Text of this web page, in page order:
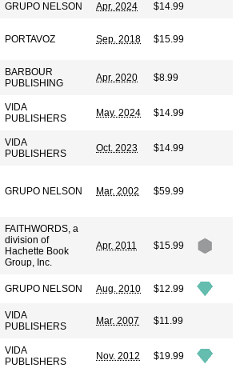
GRUPO NELSON Apr. 2024 $14.99
PORTAVOZ Sep. 2018 $15.99
BARBOUR
PUBLISHING
Apr. 2020 $8.99
VIDA
PUBLISHERS
May. 2024 $14.99
VIDA
PUBLISHERS
Oct. 2023 $14.99
GRUPO NELSON Mar. 2002 $59.99
FAITHWORDS, a
division of
Hachette Book
Group, Inc.
Apr. 2011 $15.99
GRUPO NELSON Aug. 2010 $12.99
VIDA
PUBLISHERS
Mar. 2007 $11.99
VIDA
PUBLISHERS
Nov. 2012 $19.99